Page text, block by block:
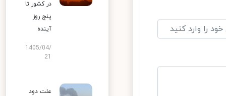
در کشور تا
پنج روز
آینده
1405/04/
علت دود